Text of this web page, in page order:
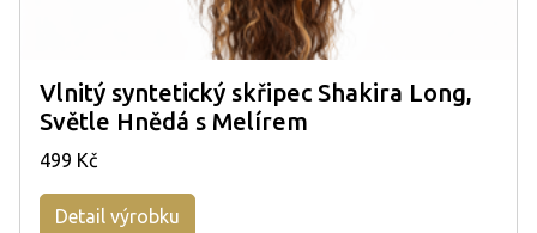
Vlnitý syntetický skřipec Shakira Long,
Světle Hnědá s Melírem
499 Kč
Detail výrobku